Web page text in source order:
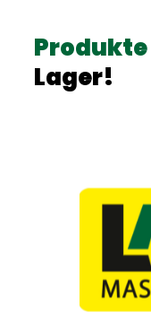
Produkte
Lager!